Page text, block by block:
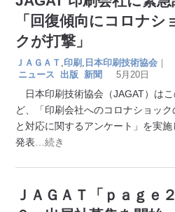
「回復傾向にコロナシ
クが打撃」
ＪＡＧＡＴ 印刷 日本印刷技術協会 ｜
ニュース
出版 新聞 5月20日
日本印刷技術協会（JAGAT）はこ
ど、「印刷会社へのコロナショック
と対応に関するアンケート」を実施
発表 …続き
ＪＡＧＡＴ「ｐａｇｅ